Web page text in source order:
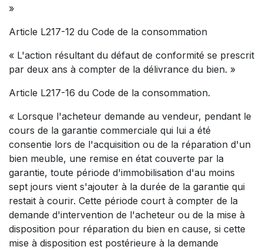
»
Article L217-12 du Code de la consommation
« L'action résultant du défaut de conformité se prescrit
par deux ans à compter de la délivrance du bien. »
Article L217-16 du Code de la consommation.
« Lorsque l'acheteur demande au vendeur, pendant le
cours de la garantie commerciale qui lui a été
consentie lors de l'acquisition ou de la réparation d'un
bien meuble, une remise en état couverte par la
garantie, toute période d'immobilisation d'au moins
sept jours vient s'ajouter à la durée de la garantie qui
restait à courir. Cette période court à compter de la
demande d'intervention de l'acheteur ou de la mise à
disposition pour réparation du bien en cause, si cette
mise à disposition est postérieure à la demande